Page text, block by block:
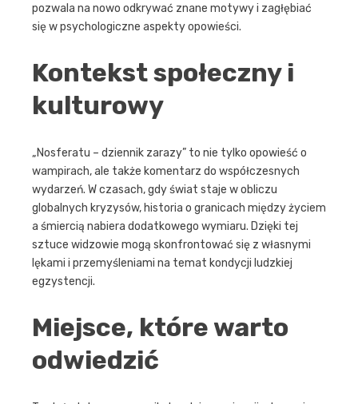
pozwala na nowo odkrywać znane motywy i zagłębiać
się w psychologiczne aspekty opowieści.
Kontekst społeczny i
kulturowy
„Nosferatu – dziennik zarazy” to nie tylko opowieść o
wampirach, ale także komentarz do współczesnych
wydarzeń. W czasach, gdy świat staje w obliczu
globalnych kryzysów, historia o granicach między życiem
a śmiercią nabiera dodatkowego wymiaru. Dzięki tej
sztuce widzowie mogą skonfrontować się z własnymi
lękami i przemyśleniami na temat kondycji ludzkiej
egzystencji.
Miejsce, które warto
odwiedzić